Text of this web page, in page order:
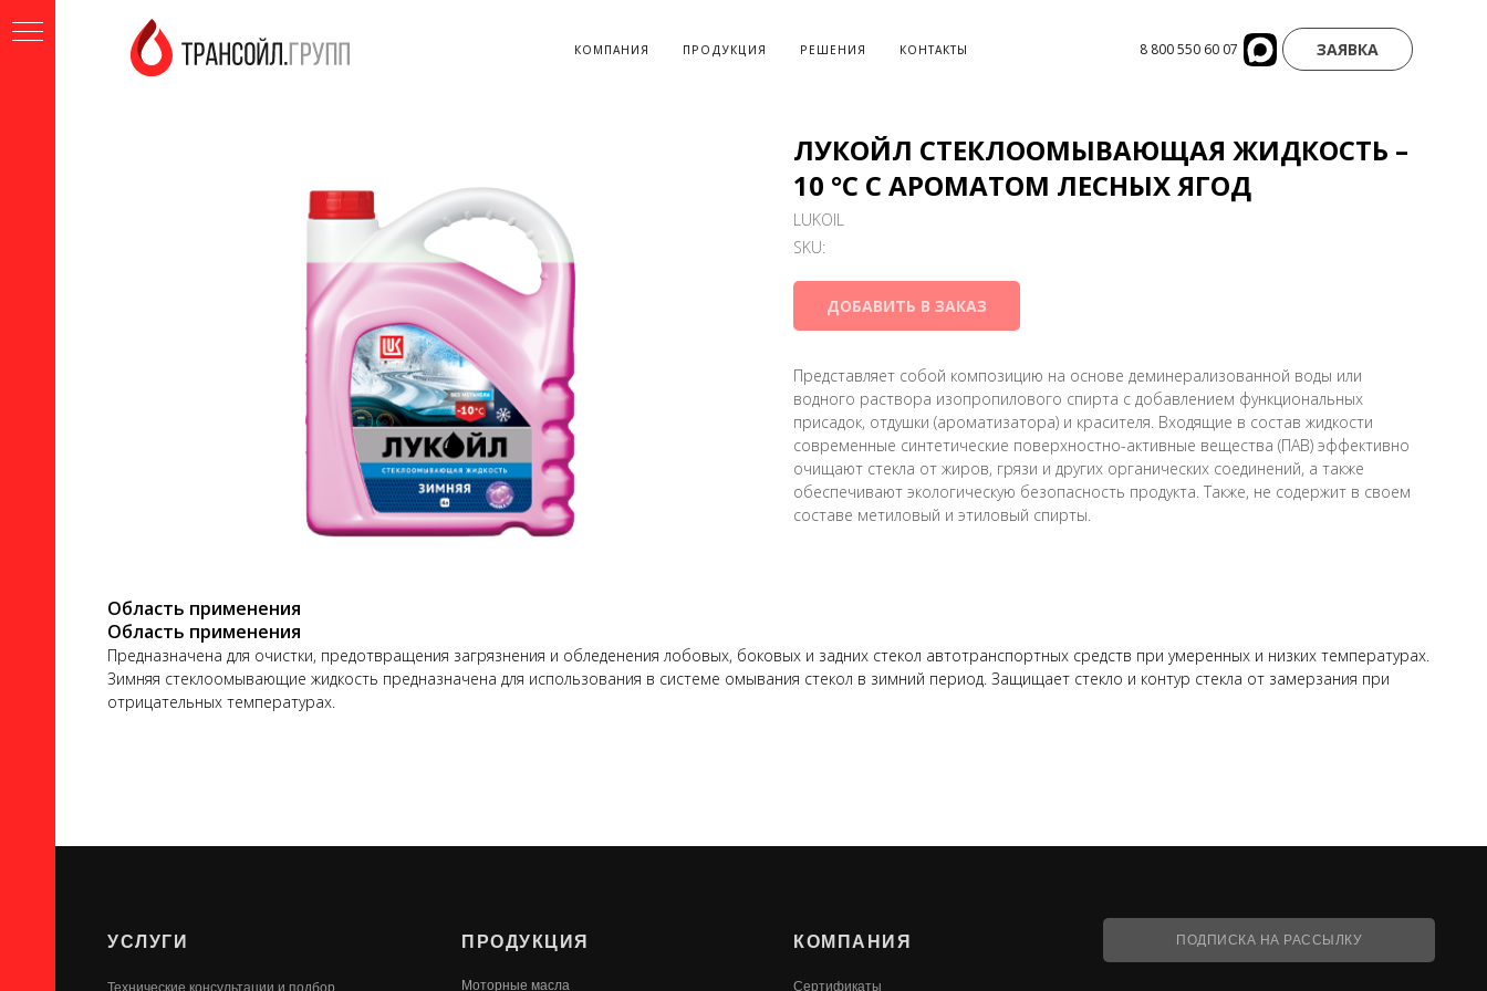
КОМПАНИЯ ПРОДУКЦИЯ РЕШЕНИЯ КОНТАКТЫ 8 800 550 60 07 ЗАЯВКА
ЛУКОЙЛ СТЕКЛООМЫВАЮЩАЯ ЖИДКОСТЬ –
10 °С С АРОМАТОМ ЛЕСНЫХ ЯГОД
LUKOIL
SKU:
ДОБАВИТЬ В ЗАКАЗ
Представляет собой композицию на основе деминерализованной воды или
водного раствора изопропилового спирта с добавлением функциональных
присадок, отдушки (ароматизатора) и красителя. Входящие в состав жидкости
современные синтетические поверхностно-активные вещества (ПАВ) эффективно
очищают стекла от жиров, грязи и других органических соединений, а также
обеспечивают экологическую безопасность продукта. Также, не содержит в своем
составе метиловый и этиловый спирты.
Область применения
Область применения
Предназначена для очистки, предотвращения загрязнения и обледенения лобовых, боковых и задних стекол автотранспортных средств при умеренных и низких температурах.
Зимняя стеклоомывающие жидкость предназначена для использования в системе омывания стекол в зимний период. Защищает стекло и контур стекла от замерзания при
отрицательных температурах.
УСЛУГИ
Технические консультации и подбор
ПРОДУКЦИЯ КОМПАНИЯ ПОДПИСКА НА РАССЫЛКУ
Моторные масла Сертификаты